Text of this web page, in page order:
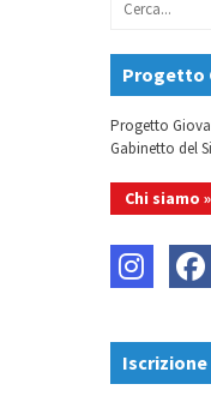
Progetto
Progetto
Gabinetto del
Chi siamo »